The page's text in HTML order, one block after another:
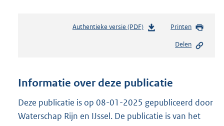
Authentieke versie (PDF)b
n
s
g
r
Printen
Delen
Informatie over deze publicatie
Deze publicatie is op 08-01-2025 gepubliceerd door
Waterschap Rijn en IJssel. De publicatie is van het